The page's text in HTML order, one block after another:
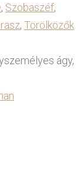
, Szobaszéf,
, Törölközők
ágy,